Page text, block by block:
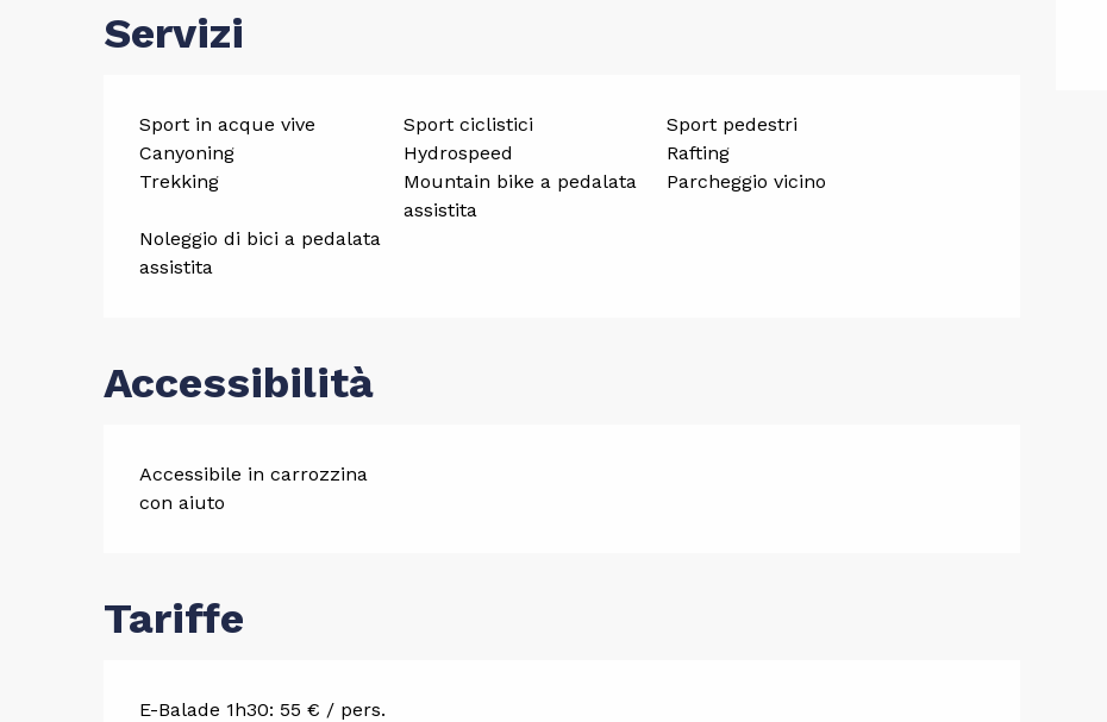
Servizi
Sport in acque vive Sport ciclistici
Sport pedestri
Canyoning
Hydrospeed
Rafting
Trekking
Mountain bike a pedalata
assistita
Parcheggio vicino
Noleggio di bici a pedalata
assistita
Accessibilità
Accessibile in carrozzina
con aiuto
Tariffe
E-Balade 1h30: 55 € / pers.